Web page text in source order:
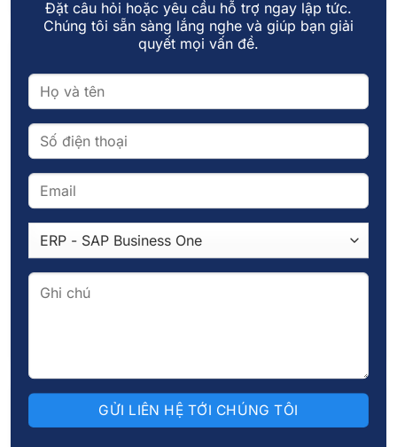
Quy trình quản lý hóa đơn điện tử là gì? Những điều
doanh nghiệp cần biết
10
Th11
10
Đặt câu hỏi hoặc yêu cầu hỗ trợ ngay lập tức.
Chúng tôi sẵn sàng lắng nghe và giúp bạn giải
quyết mọi vấn đề.